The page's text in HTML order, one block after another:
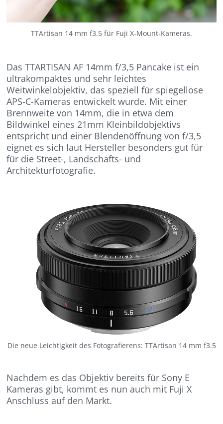
TTArtisan 14 mm f3.5 für Fuji X-Mount-Kameras.
Das TTARTISAN AF 14mm f/3,5 Pancake ist ein
ultrakompaktes und sehr leichtes
Weitwinkelobjektiv, das speziell für spiegellose
APS-C-Kameras entwickelt wurde. Mit einer
Brennweite von 14mm, die in etwa dem
Bildwinkel eines 21mm Kleinbildobjektivs
entspricht und einer Blendenöffnung von f/3,5
eignet es sich laut Hersteller besonders gut für
für die Street-, Landschafts- und
Architekturfotografie.
Die neue Leichtigkeit des Fotografierens: TTArtisan 14 mm f3.5
Nachdem es das Objektiv bereits für Sony E
Kameras gibt, kommt es nun auch mit Fuji X
Anschluss auf den Markt.